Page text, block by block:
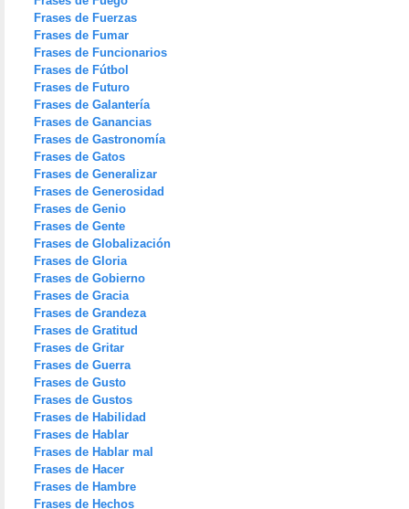
Frases de Fuerzas
Frases de Fumar
Frases de Funcionarios
Frases de Fútbol
Frases de Futuro
Frases de Galantería
Frases de Ganancias
Frases de Gastronomía
Frases de Gatos
Frases de Generalizar
Frases de Generosidad
Frases de Genio
Frases de Gente
Frases de Globalización
Frases de Gloria
Frases de Gobierno
Frases de Gracia
Frases de Grandeza
Frases de Gratitud
Frases de Gritar
Frases de Guerra
Frases de Gusto
Frases de Gustos
Frases de Habilidad
Frases de Hablar
Frases de Hablar mal
Frases de Hacer
Frases de Hambre
Frases de Hechos